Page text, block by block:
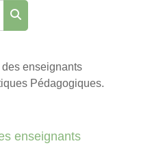
Rechercher des cours
enseignants
Pédagogiques.
enseignants